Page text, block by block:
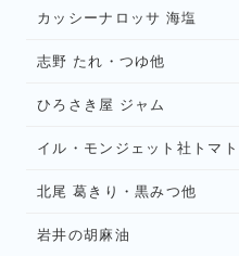
カッシーナロッサ 海塩
志野 たれ・つゆ他
ひろさき屋 ジャム
イル・モンジェット社トマ
北尾 葛きり・黒みつ他
岩井の胡麻油